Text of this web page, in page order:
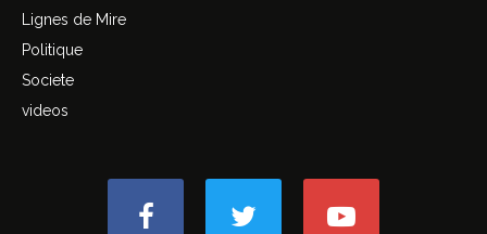
Lignes de Mire
Politique
Societe
videos